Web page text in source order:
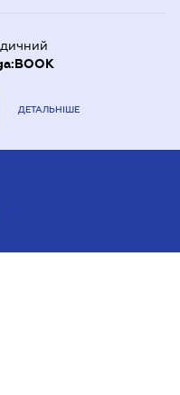
ДЕТАЛЬНІШЕ